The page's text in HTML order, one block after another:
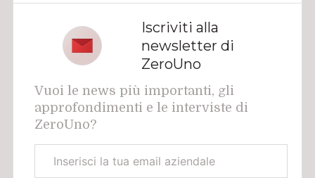
Iscriviti alla
newsletter di
ZeroUno
Vuoi le news più importanti, gli
approfondimenti e le interviste di
ZeroUno?
aziendale